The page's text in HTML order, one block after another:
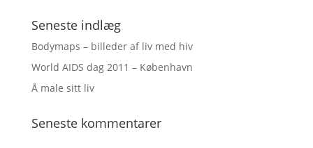
Seneste indlæg
Bodymaps – billeder af liv med hiv
World AIDS dag 2011 – København
Å male sitt liv
Seneste kommentarer